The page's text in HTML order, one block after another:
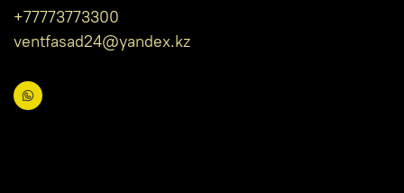
+77773773300
ventfasad24@yandex.kz